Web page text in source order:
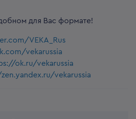
для Вас формате!
VEKA_Rus
vekarussia
ok.ru/vekarussia
vekarussia